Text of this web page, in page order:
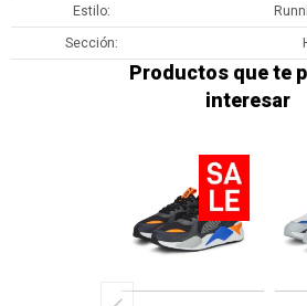
Estilo
Sección
Productos que te
interesar